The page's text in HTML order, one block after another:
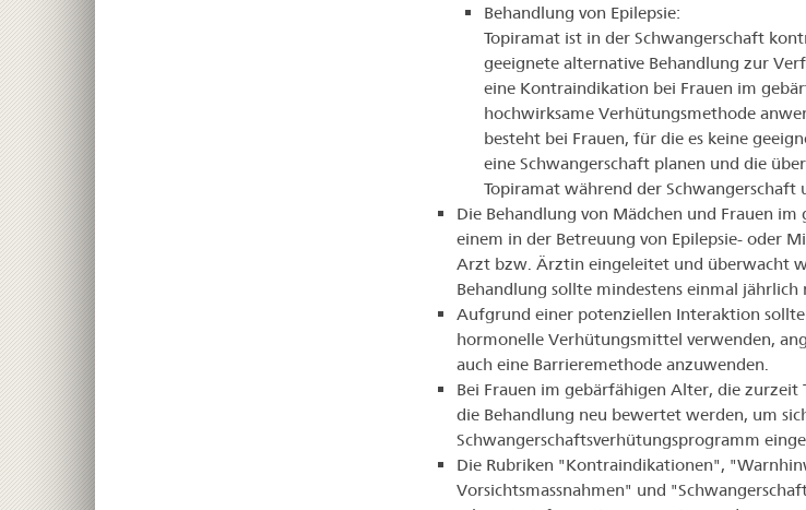
Behandlung von Epilepsie:
Topiramat ist in der Schwangerschaft
geeignete alternative Behandlung zur
eine Kontraindikation bei Frauen im
hochwirksame Verhütungsmethode
besteht bei Frauen, für die es keine
eine Schwangerschaft planen und die
Topiramat während der Schwangerschaft
Die Behandlung von Mädchen und Frauen
einem in der Betreuung von Epilepsie- oder
Arzt bzw. Ärztin eingeleitet und überwacht
Behandlung sollte mindestens einmal
Aufgrund einer potenziellen Interaktion
hormonelle Verhütungsmittel verwenden,
auch eine Barrieremethode anzuwenden.
Bei Frauen im gebärfähigen Alter, die zurzeit
die Behandlung neu bewertet werden, um
Schwangerschaftsverhütungsprogramm
Die Rubriken "Kontraindikationen",
Vorsichtsmassnahmen" und